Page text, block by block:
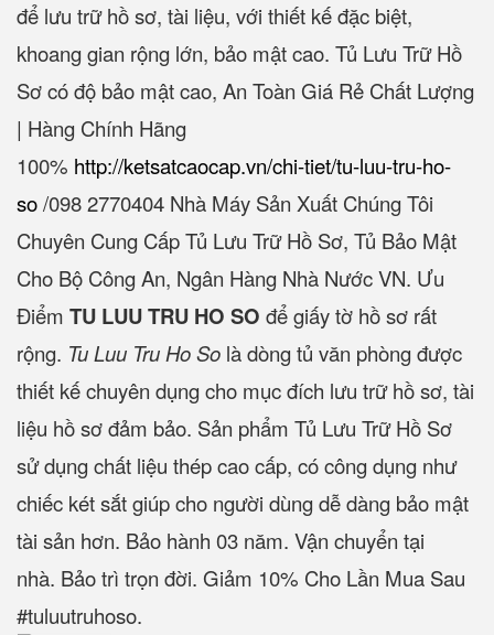
để lưu trữ hồ sơ, tài liệu, với thiết kế đặc biệt,
khoang gian rộng lớn, bảo mật cao. Tủ Lưu Trữ Hồ
Sơ có độ bảo mật cao, An Toàn Giá Rẻ Chất Lượng
| Hàng Chính Hãng
100%‎ http://ketsatcaocap.vn/chi-tiet/tu-luu-tru-ho-
so/‎098 2770404 Nhà Máy Sản Xuất Chúng Tôi
Chuyên Cung Cấp Tủ Lưu Trữ Hồ Sơ, Tủ Bảo Mật
Cho Bộ Công An, Ngân Hàng Nhà Nước VN. Ưu
Điểm TU LUU TRU HO SO để giấy tờ hồ sơ rất
rộng. Tu Luu Tru Ho So là dòng tủ văn phòng được
thiết kế chuyên dụng cho mục đích lưu trữ hồ sơ, tài
liệu hồ sơ đảm bảo. Sản phẩm Tủ Lưu Trữ Hồ Sơ
sử dụng chất liệu thép cao cấp, có công dụng như
chiếc két sắt giúp cho người dùng dễ dàng bảo mật
tài sản hơn. Bảo hành 03 năm. Vận chuyển tại
nhà. Bảo trì trọn đời. Giảm 10% Cho Lần Mua Sau
#tuluutruhoso.